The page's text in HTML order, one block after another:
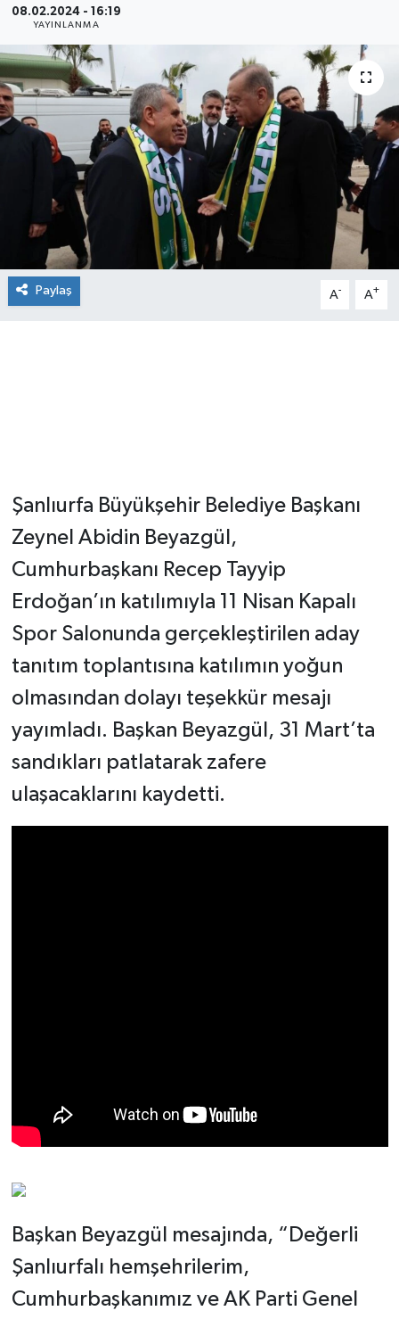
08.02.2024 - 16:19
YAYINLANMA
Paylaş A- A+
Şanlıurfa Büyükşehir Belediye Başkanı
Zeynel Abidin Beyazgül,
Cumhurbaşkanı Recep Tayyip
Erdoğan’ın katılımıyla 11 Nisan Kapalı
Spor Salonunda gerçekleştirilen aday
tanıtım toplantısına katılımın yoğun
olmasından dolayı teşekkür mesajı
yayımladı. Başkan Beyazgül, 31 Mart’ta
sandıkları patlatarak zafere
ulaşacaklarını kaydetti.
Başkan Beyazgül mesajında, “Değerli
Şanlıurfalı hemşehrilerim,
Cumhurbaşkanımız ve AK Parti Genel